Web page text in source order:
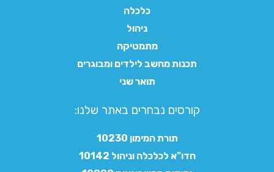
כלכלה
ניהול
מתמטיקה
תכנות מחשב לילדים ומבוגרים
תואר שני
קורסים נבחרים באתר שלנו:​
תורת המימון 10230
חדו"א לכלכלה וניהול 10142